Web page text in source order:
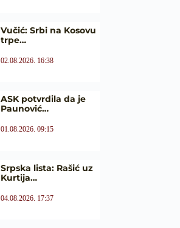
Vučić: Srbi na Kosovu
trpe…
02.08.2026. 16:38
ASK potvrdila da je
Paunović…
01.08.2026. 09:15
Srpska lista: Rašić uz
Kurtija…
04.08.2026. 17:37